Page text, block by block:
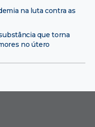
na luta contra as
que torna
no útero